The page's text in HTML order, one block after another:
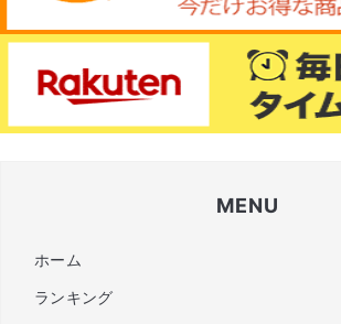
MENU
ホーム
ランキング